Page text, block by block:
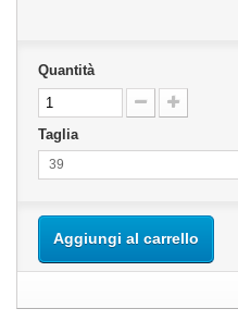
Quantità
Taglia
39
Aggiungi al carrello